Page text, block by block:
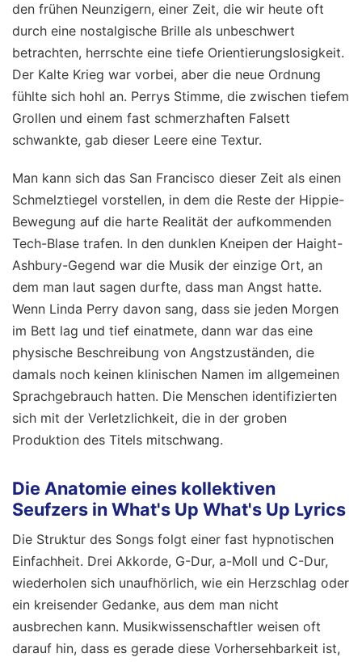
den frühen Neunzigern, einer Zeit, die wir heute oft
durch eine nostalgische Brille als unbeschwert
betrachten, herrschte eine tiefe Orientierungslosigkeit.
Der Kalte Krieg war vorbei, aber die neue Ordnung
fühlte sich hohl an. Perrys Stimme, die zwischen tiefem
Grollen und einem fast schmerzhaften Falsett
schwankte, gab dieser Leere eine Textur.
Man kann sich das San Francisco dieser Zeit als einen
Schmelztiegel vorstellen, in dem die Reste der Hippie-
Bewegung auf die harte Realität der aufkommenden
Tech-Blase trafen. In den dunklen Kneipen der Haight-
Ashbury-Gegend war die Musik der einzige Ort, an
dem man laut sagen durfte, dass man Angst hatte.
Wenn Linda Perry davon sang, dass sie jeden Morgen
im Bett lag und tief einatmete, dann war das eine
physische Beschreibung von Angstzuständen, die
damals noch keinen klinischen Namen im allgemeinen
Sprachgebrauch hatten. Die Menschen identifizierten
sich mit der Verletzlichkeit, die in der groben
Produktion des Titels mitschwang.
Die Anatomie eines kollektiven
Seufzers in What's Up What's Up Lyrics
Die Struktur des Songs folgt einer fast hypnotischen
Einfachheit. Drei Akkorde, G-Dur, a-Moll und C-Dur,
wiederholen sich unaufhörlich, wie ein Herzschlag oder
ein kreisender Gedanke, aus dem man nicht
ausbrechen kann. Musikwissenschaftler weisen oft
darauf hin, dass es gerade diese Vorhersehbarkeit ist,